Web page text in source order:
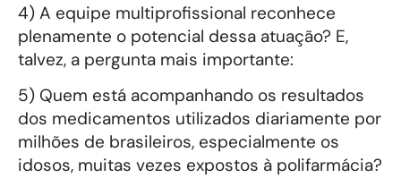
4) A equipe multiprofissional reconhece
plenamente o potencial dessa atuação? E,
talvez, a pergunta mais importante:
5) Quem está acompanhando os resultados
dos medicamentos utilizados diariamente por
milhões de brasileiros, especialmente os
idosos, muitas vezes expostos à polifarmácia?